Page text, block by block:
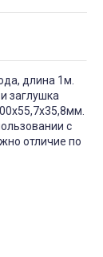
длина 1м.
заглушка
с
отличие по